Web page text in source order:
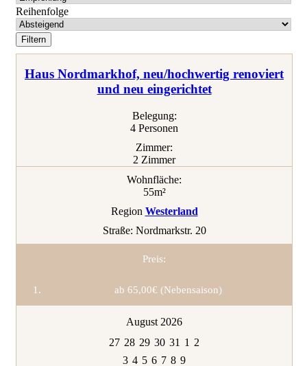
Reihenfolge
Haus Nordmarkhof, neu/hochwertig renoviert
und neu eingerichtet
Belegung:
4 Personen
Zimmer:
2 Zimmer
Wohnfläche:
55m²
Region Westerland
Straße: Nordmarkstr. 20
Preis:
ab 65,00€ (Nebensaison)
August 2026
27 28 29 30 31 1 2
3 4 5 6 7 8 9